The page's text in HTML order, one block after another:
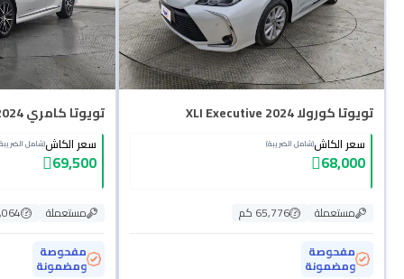
تويوتا كورولا XLI Executive 2024
سعر الكاش(شامل الضريبة)
68,000
مستعملة
65,776 كم
مفحوصة
ومضمونة
تويوتا كامري GLE HEV 2024
سعر الكاش(شامل
69,500
مستعملة
مفحوصة
ومضمونة